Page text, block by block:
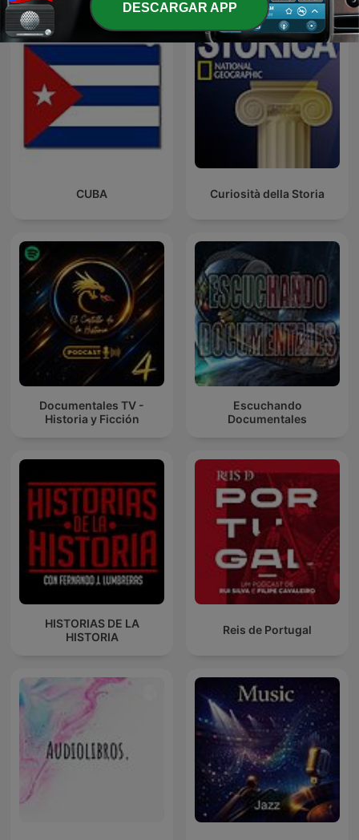
CUBA Curiosità della Storia
Documentales TV -
Historia y Ficción
Escuchando
Documentales
HISTORIAS DE LA
HISTORIA
Reis de Portugal
DESCARGAR APP